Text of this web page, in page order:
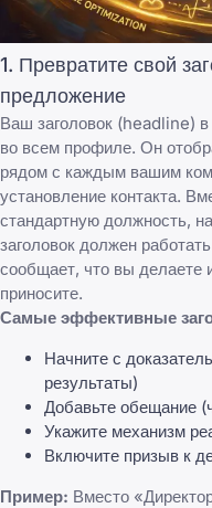
1. Превратите свой
предложение
Ваш заголовок (headline)
во всем профиле. Он
рядом с каждым вашим
установление контакта.
стандартную должность,
заголовок должен
сообщает, что вы делаете
приносите.
Самые эффективные
Начните с
результаты)
Добавьте обещание
Укажите механизм
Включите призыв к
Пример: Вместо